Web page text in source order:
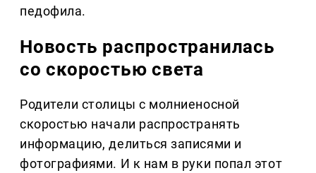
педофила.
Новость распространилась
со скоростью света
Родители столицы с молниеносной
скоростью начали распространять
информацию, делиться записями и
фотографиями. И к нам в руки попал этот